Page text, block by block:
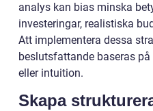
analys kan bias minska
investeringar, realistiska
Att implementera dessa
beslutsfattande baseras
eller intuition.
Skapa